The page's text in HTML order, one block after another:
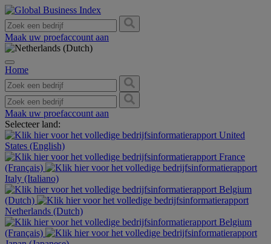
Maak uw proefaccount aan
Home
Maak uw proefaccount aan
Selecteer land:
United
States (English)
France
(Français)
Italy (Italiano)
Belgium
(Dutch)
Netherlands (Dutch)
Belgium
(Français)